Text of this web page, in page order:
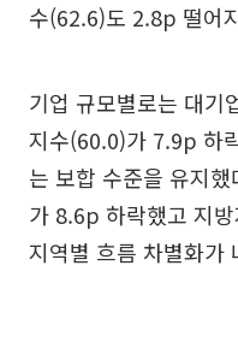
수(62.6)도 2.8p 떨어
기업 규모별로는 대기
지수(60.0)가 7.9p 하
는 보합 수준을 유지
가 8.6p 하락했고 지
지역별 흐름 차별화가